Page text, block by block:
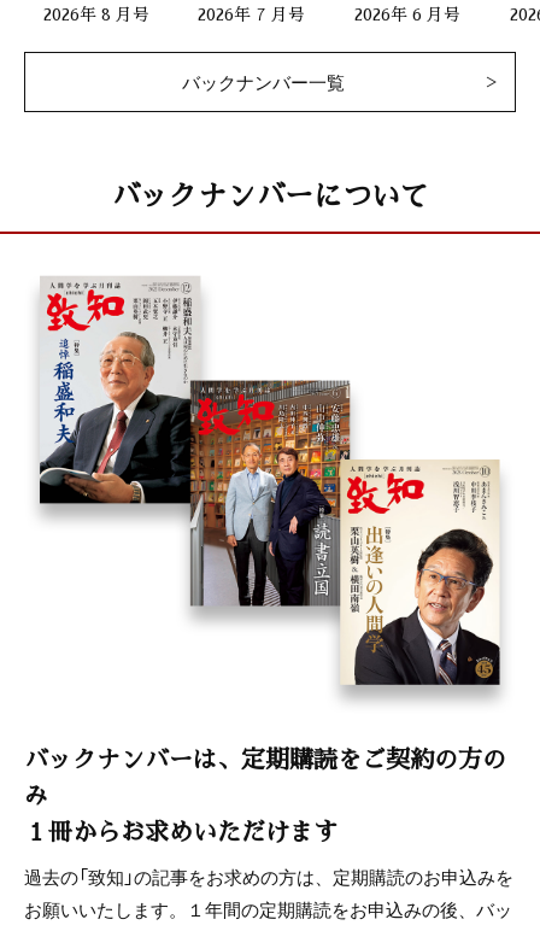
2026年 8 月号 2026年 7 月号 2026年 6 月号
バックナンバー一覧
バックナンバーについて
バックナンバーは、定期購読をご契約の方の
み
１冊からお求めいただけます
過去の「致知」の記事をお求めの方は、定期購読のお申込みを
お願いいたします。１年間の定期購読をお申込みの後、バッ